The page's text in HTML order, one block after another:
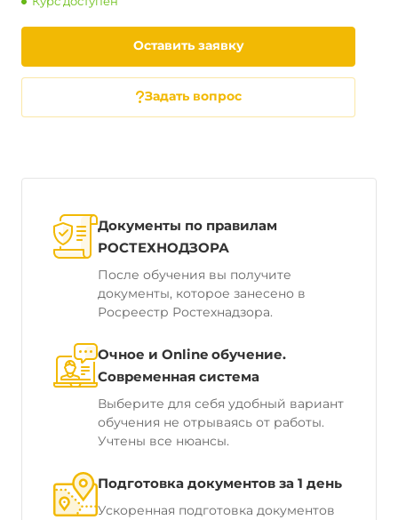
Оставить заявку
Задать вопрос
Документы по правилам
РОСТЕХНОДЗОРА
После обучения вы получите
документы, которое занесено в
Росреестр Ростехнадзора.
Очное и Online обучение.
Современная система
Выберите для себя удобный вариант
обучения не отрываясь от работы.
Учтены все нюансы.
Подготовка документов за 1 день
Ускоренная подготовка документов